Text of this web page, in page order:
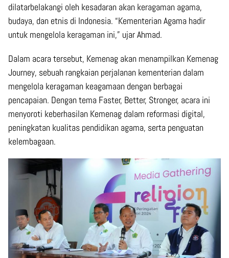
dilatarbelakangi oleh kesadaran akan keragaman agama,
budaya, dan etnis di Indonesia. “Kementerian Agama hadir
untuk mengelola keragaman ini,” ujar Ahmad.
Dalam acara tersebut, Kemenag akan menampilkan Kemenag
Journey, sebuah rangkaian perjalanan kementerian dalam
mengelola keragaman keagamaan dengan berbagai
pencapaian. Dengan tema Faster, Better, Stronger, acara ini
menyoroti keberhasilan Kemenag dalam reformasi digital,
peningkatan kualitas pendidikan agama, serta penguatan
kelembagaan.